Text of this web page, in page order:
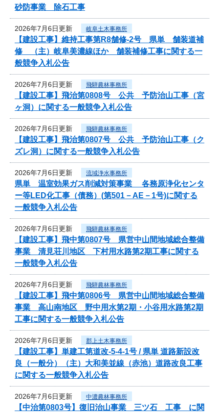
砂防事業 除石工事
2026年7月6日更新 岐阜土木事務所
【建設工事】維持工事第R8舗修-2号 県単 舗装道補
修 （主）岐阜美濃線ほか 舗装補修工事に関する一
般競争入札公告
2026年7月6日更新 飛騨農林事務所
【建設工事】飛治第0808号 公共 予防治山工事（宮
ヶ洞）に関する一般競争入札公告
2026年7月6日更新 飛騨農林事務所
【建設工事】飛治第0807号 公共 予防治山工事（ク
ズレ洞）に関する一般競争入札公告
2026年7月6日更新 流域浄水事務所
県単 温室効果ガス削減対策事業 各務原浄化センタ
ー等LED化工事（債務）(第501－AE－1号)に関する
一般競争入札公告
2026年7月6日更新 飛騨農林事務所
【建設工事】飛中第0807号 県営中山間地域総合整備
事業 清見荘川地区 下村用水路第2期工事に関する
一般競争入札公告
2026年7月6日更新 飛騨農林事務所
【建設工事】飛中第0806号 県営中山間地域総合整備
事業 高山南地区 野中用水第2期・小谷用水路第2期
工事に関する一般競争入札公告
2026年7月6日更新 郡上土木事務所
【建設工事】単建工第道改-5-4-1号 / 県単 道路新設改
良（一般分）（主）大和美並線（赤池）道路改良工事
に関する一般競争入札公告
2026年7月6日更新 中濃農林事務所
【中治第0803号】復旧治山事業 三ツ石 工事 に関